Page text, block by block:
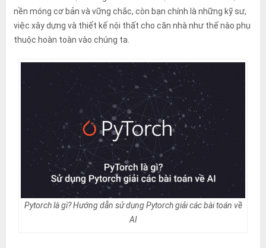
nền móng cơ bản và vững chắc, còn bạn chính là những kỹ sư,
việc xây dựng và thiết kế nội thất cho căn nhà như thế nào phụ
thuộc hoàn toàn vào chúng ta.
Pytorch là gì? Hướng dẫn sử dụng Pytorch giải các bài toán về
AI